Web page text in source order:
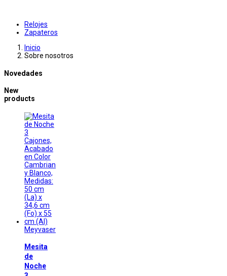
Relojes
Zapateros
Inicio
Sobre nosotros
Novedades
New
products
Meyvaser
Mesita
de
Noche